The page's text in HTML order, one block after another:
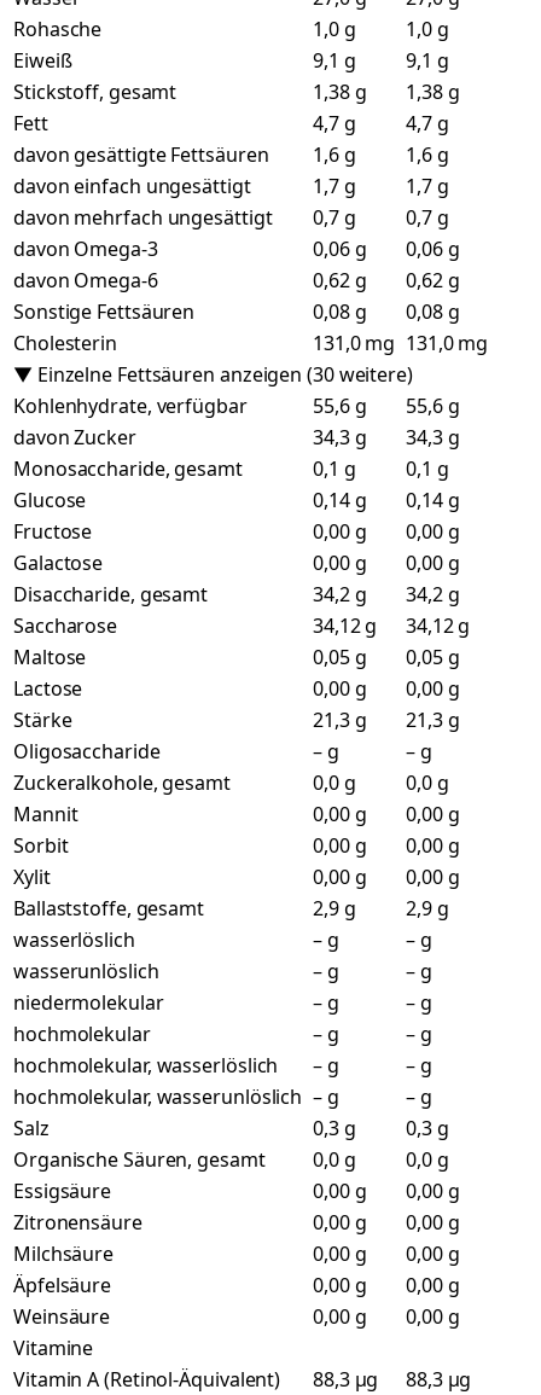
Rohasche
1,0 g
1,0 g
Eiweiß
9,1 g
9,1 g
Stickstoff, gesamt
1,38 g
1,38 g
Fett
4,7 g
4,7 g
davon gesättigte Fettsäuren
1,6 g
1,6 g
davon einfach ungesättigt
1,7 g
1,7 g
davon mehrfach ungesättigt
0,7 g
0,7 g
davon Omega-3
0,06 g
0,06 g
davon Omega-6
0,62 g
0,62 g
Sonstige Fettsäuren
0,08 g
0,08 g
Cholesterin
131,0 mg 131,0 mg
▼ Einzelne Fettsäuren anzeigen (30 weitere)
Kohlenhydrate, verfügbar
55,6 g
55,6 g
davon Zucker
34,3 g
34,3 g
Monosaccharide, gesamt
0,1 g
0,1 g
Glucose
0,14 g
0,14 g
Fructose
0,00 g
0,00 g
Galactose
0,00 g
0,00 g
Disaccharide, gesamt
34,2 g
34,2 g
Saccharose
34,12 g
34,12 g
Maltose
0,05 g
0,05 g
Lactose
0,00 g
0,00 g
Stärke
21,3 g
21,3 g
Oligosaccharide
– g
– g
Zuckeralkohole, gesamt
0,0 g
0,0 g
Mannit
0,00 g
0,00 g
Sorbit
0,00 g
0,00 g
Xylit
0,00 g
0,00 g
Ballaststoffe, gesamt
2,9 g
2,9 g
wasserlöslich
– g
– g
wasserunlöslich
– g
– g
niedermolekular
– g
– g
hochmolekular
– g
– g
hochmolekular, wasserlöslich
– g
– g
hochmolekular, wasserunlöslich – g
– g
Salz
0,3 g
0,3 g
Organische Säuren, gesamt
0,0 g
0,0 g
Essigsäure
0,00 g
0,00 g
Zitronensäure
0,00 g
0,00 g
Milchsäure
0,00 g
0,00 g
Äpfelsäure
0,00 g
0,00 g
Weinsäure
0,00 g
0,00 g
Vitamine
Vitamin A (Retinol-Äquivalent)
88,3 µg
88,3 µg